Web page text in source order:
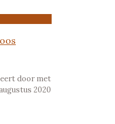
door met
2020